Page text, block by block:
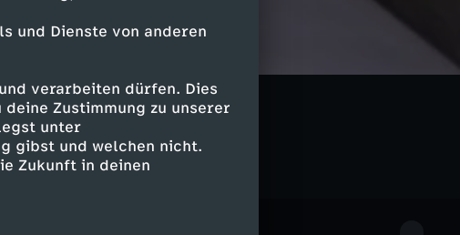
und Dienste von anderen
verarbeiten dürfen. Dies
Zustimmung zu unserer
unter
gibst und welchen nicht.
Zukunft in deinen